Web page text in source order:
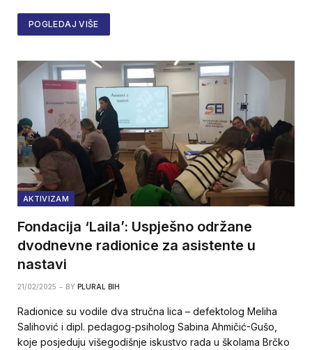
POGLEDAJ VIŠE
AKTIVIZAM
Fondacija ‘Laila’: Uspješno održane
dvodnevne radionice za asistente u
nastavi
21/02/2025 BY PLURAL BIH
Radionice su vodile dva stručna lica – defektolog Meliha
Salihović i dipl. pedagog-psiholog Sabina Ahmičić-Gušo,
koje posjeduju višegodišnje iskustvo rada u školama Brčko